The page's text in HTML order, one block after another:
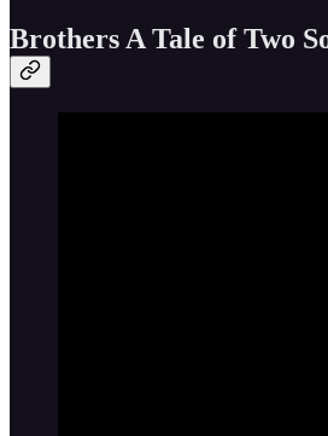
Brothers A Tale of Two